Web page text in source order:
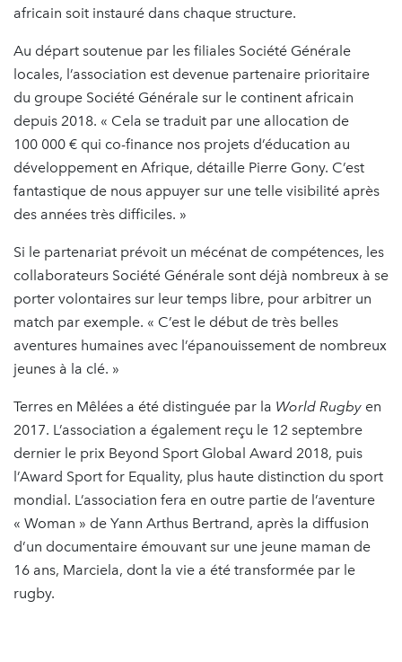
africain soit instauré dans chaque structure.
Au départ soutenue par les filiales Société Générale
locales, l’association est devenue partenaire prioritaire
du groupe Société Générale sur le continent africain
depuis 2018. « Cela se traduit par une allocation de
100 000 € qui co-finance nos projets d’éducation au
développement en Afrique, détaille Pierre Gony. C’est
fantastique de nous appuyer sur une telle visibilité après
des années très difficiles. »
Si le partenariat prévoit un mécénat de compétences, les
collaborateurs Société Générale sont déjà nombreux à se
porter volontaires sur leur temps libre, pour arbitrer un
match par exemple. « C’est le début de très belles
aventures humaines avec l’épanouissement de nombreux
jeunes à la clé. »
Terres en Mêlées a été distinguée par la World Rugby en
2017. L’association a également reçu le 12 septembre
dernier le prix Beyond Sport Global Award 2018, puis
l’Award Sport for Equality, plus haute distinction du sport
mondial. L’association fera en outre partie de l’aventure
« Woman » de Yann Arthus Bertrand, après la diffusion
d’un documentaire émouvant sur une jeune maman de
16 ans, Marciela, dont la vie a été transformée par le
rugby.